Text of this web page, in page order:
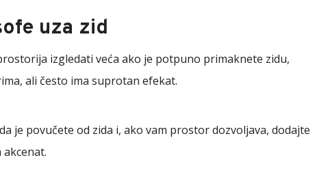
uza zid
izgledati veća ako je potpuno primaknete zidu,
ali često ima suprotan efekat.
je povučete od zida i, ako vam prostor dozvoljava, dodajte